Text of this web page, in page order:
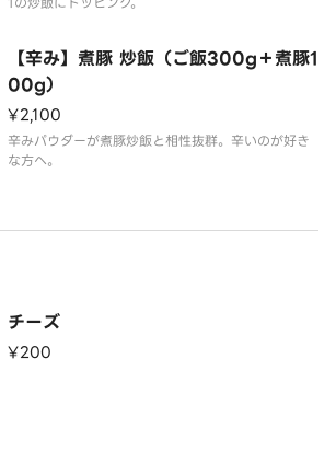
【辛み】煮豚 炒飯（ご飯300g＋煮豚1
00g）
¥2,100
辛みパウダーが煮豚炒飯と相性抜群。辛いのが好き
な方へ。
チーズ
¥200